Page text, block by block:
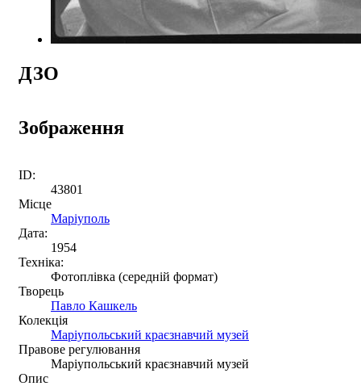
ДЗО
Зображення
ID:
43801
Місце
Маріуполь
Дата:
1954
Техніка:
Фотоплівка (середній формат)
Творець
Павло Кашкель
Колекція
Маріупольський краєзнавчий музей
Правове регулювання
Маріупольський краєзнавчий музей
Опис